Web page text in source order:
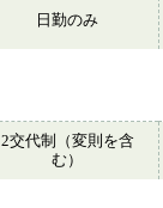
日勤のみ
2交代制（変則を含
む）